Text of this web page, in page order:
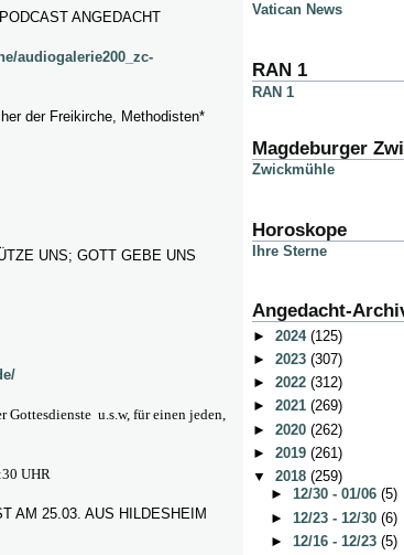
ANGEDACHT
audiogalerie200_zc-
der Freikirche, Methodisten*
UNS; GOTT GEBE UNS
Gottesdienste u.s.w, für einen jeden,
UHR
AM 25.03. AUS HILDESHEIM
Vatican News
RAN 1
RAN 1
Magdeburger
Zwickmühle
Horoskope
Ihre Sterne
Angedacht-
► 2024 (125)
► 2023 (307)
► 2022 (312)
► 2021 (269)
► 2020 (262)
► 2019 (261)
▼ 2018 (259)
► 12/30 - 01/06 (5)
► 12/23 - 12/30 (6)
► 12/16 - 12/23 (5)